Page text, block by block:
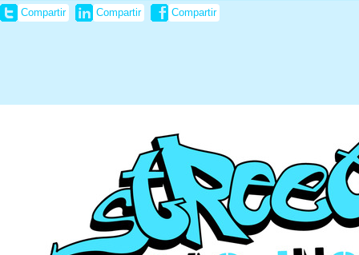
Compartir Compartir Compartir